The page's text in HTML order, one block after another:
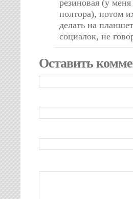
резиновая (у
полтора), потом
делать на
социалок, не
Оставить